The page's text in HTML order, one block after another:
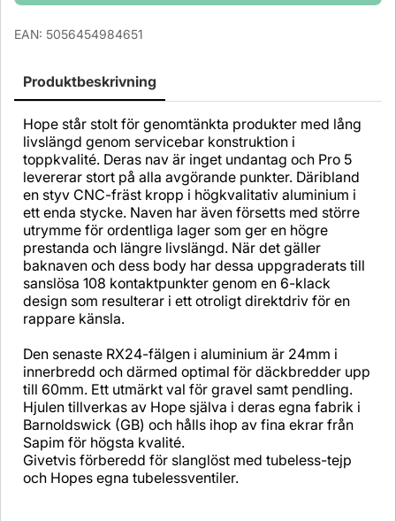
EAN: 5056454984651
Produktbeskrivning
Hope står stolt för genomtänkta produkter med lång
livslängd genom servicebar konstruktion i
toppkvalité. Deras nav är inget undantag och Pro 5
levererar stort på alla avgörande punkter. Däribland
en styv CNC-fräst kropp i högkvalitativ aluminium i
ett enda stycke. Naven har även försetts med större
utrymme för ordentliga lager som ger en högre
prestanda och längre livslängd. När det gäller
baknaven och dess body har dessa uppgraderats till
sanslösa 108 kontaktpunkter genom en 6-klack
design som resulterar i ett otroligt direktdriv för en
rappare känsla.
Den senaste RX24-fälgen i aluminium är 24mm i
innerbredd och därmed optimal för däckbredder upp
till 60mm. Ett utmärkt val för gravel samt pendling.
Hjulen tillverkas av Hope själva i deras egna fabrik i
Barnoldswick (GB) och hålls ihop av fina ekrar från
Sapim för högsta kvalité.
Givetvis förberedd för slanglöst med tubeless-tejp
och Hopes egna tubelessventiler.